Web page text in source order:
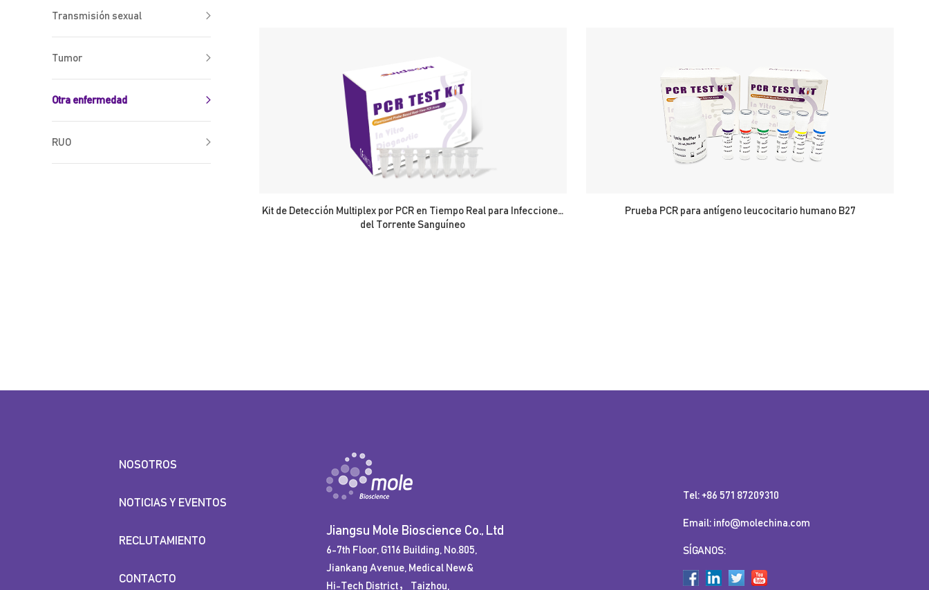
Transmisión sexual
Tumor
Otra enfermedad
RUO
Kit de Detección Multiplex por PCR en Tiempo Real para Infecciones
del Torrente Sanguíneo
Prueba PCR para antígeno leucocitario humano B27
NOSOTROS
NOTICIAS Y EVENTOS
RECLUTAMIENTO
CONTACTO
Jiangsu Mole Bioscience Co., Ltd
6-7th Floor, G116 Building, No.805,
Jiankang Avenue, Medical New&
Hi-Tech District，Taizhou,
Tel: +86 571 87209310
Email: info@molechina.com
SÍGANOS: